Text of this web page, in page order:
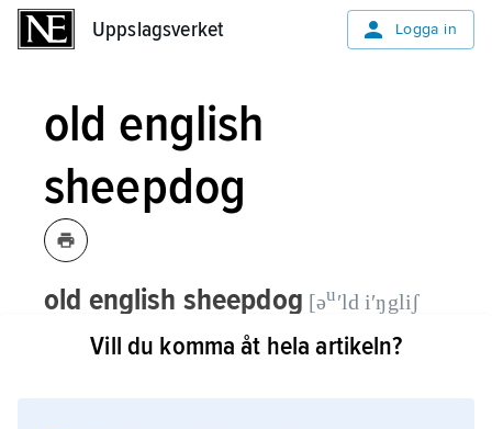
Uppslagsverket Logga in
old english
sheepdog
old english sheepdog [əuʹld iʹŋgliʃ
ʃi:ʹpdɔg] (eng., ’gammal engelsk
Vill du komma åt hela artikeln?